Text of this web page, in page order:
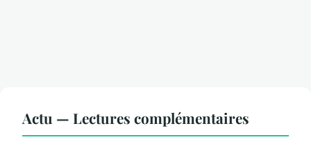
Actu — Lectures complémentaires